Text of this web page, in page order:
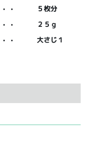
・
５枚分
・
２５ｇ
・ 大さじ１